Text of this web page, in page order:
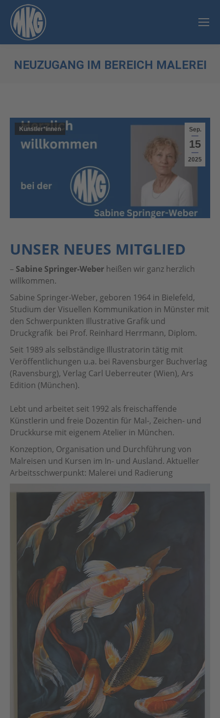
NEUZUGANG IM BEREICH MALEREI
Sep.
15
2025
Künstler*innen
UNSER NEUES MITGLIED
– Sabine Springer-Weber heißen wir ganz herzlich
willkommen.
Sabine Springer-Weber, geboren 1964 in Bielefeld,
Studium der Visuellen Kommunikation in Münster mit
den Schwerpunkten Illustrative Grafik und
Druckgrafik bei Prof. Reinhard Herrmann, Diplom.
Seit 1989 als selbständige Illustratorin tätig mit
Veröffentlichungen u.a. bei Ravensburger Buchverlag
(Ravensburg), Verlag Carl Ueberreuter (Wien), Ars
Edition (München).
Lebt und arbeitet seit 1992 als freischaffende
Künstlerin und freie Dozentin für Mal-, Zeichen- und
Druckkurse mit eigenem Atelier in München.
Konzeption, Organisation und Durchführung von
Malreisen und Kursen im In- und Ausland. Aktueller
Arbeitsschwerpunkt: Malerei und Radierung